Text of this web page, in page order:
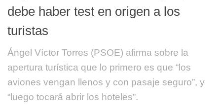
debe haber test en origen a los
turistas
Ángel Víctor Torres (PSOE) afirma sobre la
apertura turística que lo primero es que “los
aviones vengan llenos y con pasaje seguro”, y
“luego tocará abrir los hoteles”.